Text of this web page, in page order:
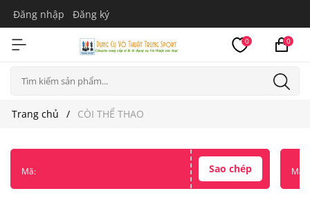
Đăng nhập Đăng ký
0 0
Trang chủ CÒI THỂ THAO
Mã: Sao chép Mã: